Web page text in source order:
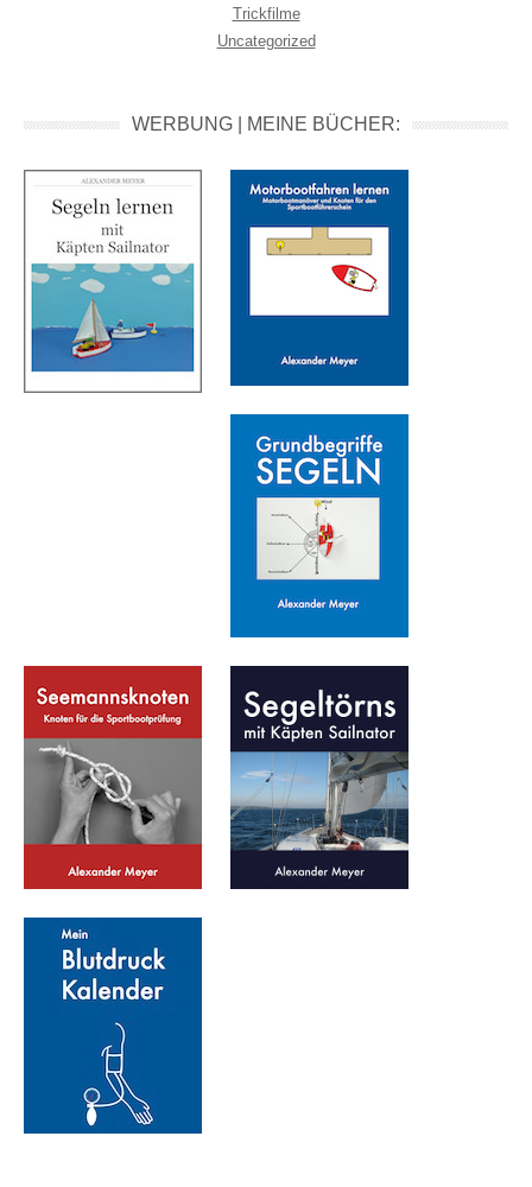
Trickfilme
Uncategorized
WERBUNG | MEINE BÜCHER: